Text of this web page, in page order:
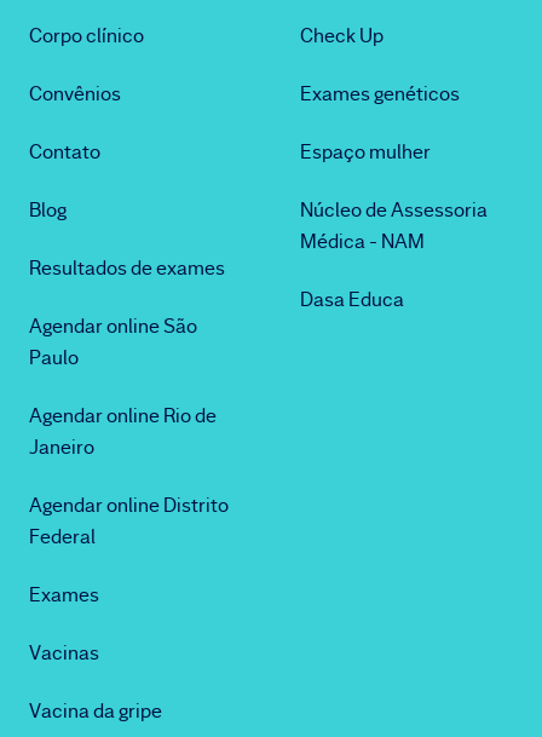
Corpo clínico
Convênios
Contato
Blog
Resultados de exames
Agendar online São
Paulo
Agendar online Rio de
Janeiro
Agendar online Distrito
Federal
Exames
Vacinas
Vacina da gripe
Check Up
Exames genéticos
Espaço mulher
Núcleo de Assessoria
Médica - NAM
Dasa Educa